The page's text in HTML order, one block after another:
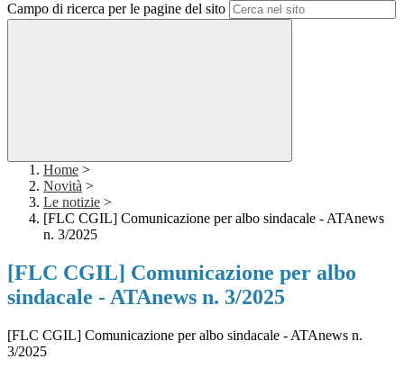
Campo di ricerca per le pagine del sito
Home >
Novità >
Le notizie >
[FLC CGIL] Comunicazione per albo sindacale - ATAnews
n. 3/2025
[FLC CGIL] Comunicazione per albo
sindacale - ATAnews n. 3/2025
[FLC CGIL] Comunicazione per albo sindacale - ATAnews n.
3/2025